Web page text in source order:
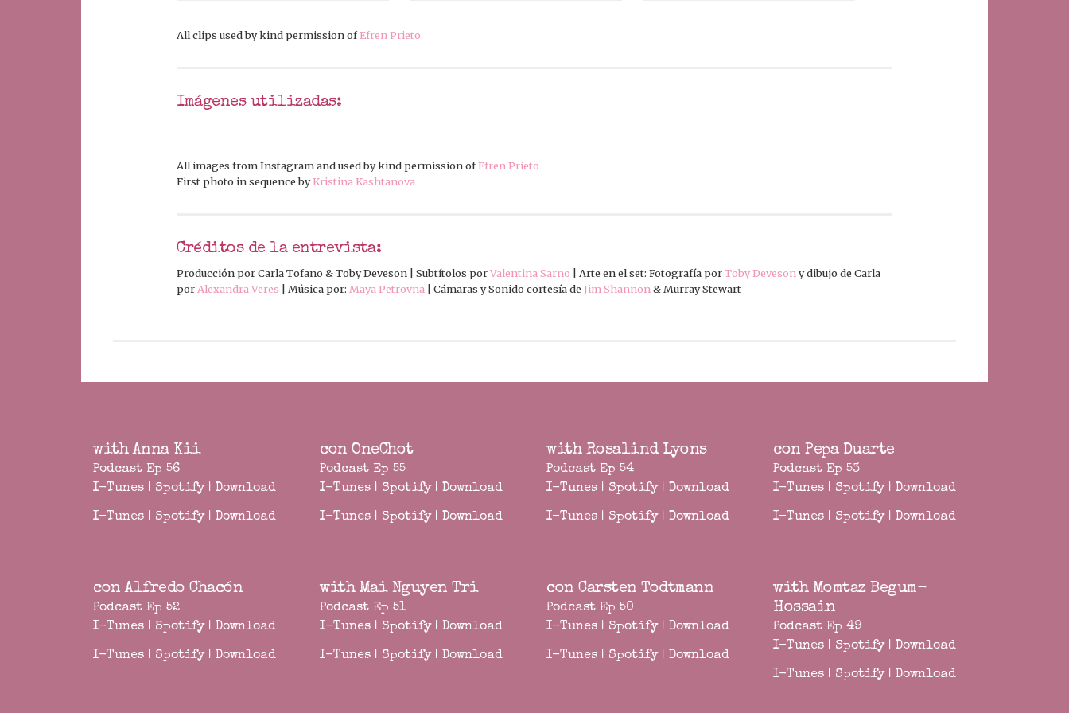
All clips used by kind permission ofEfren Prieto
Imágenes utilizadas:
All images from Instagram and used by kind permission ofEfren Prieto
First photo in sequence byKristina Kashtanova
Créditos de la entrevista:
Producción por Carla Tofano & Toby Deveson | Subtítolos porValentina Sarno | Arte en el set: Fotografía porToby Deveson y dibujo de Carla
por Alexandra Veres | Música por: Maya Petrovna | Cámaras y Sonido cortesía de Jim Shannon & Murray Stewart
with Anna Kii
Podcast Ep 56
I-Tunes | Spotify| Download
I-Tunes | Spotify| Download
con OneChot
Podcast Ep 55
I-Tunes | Spotify| Download
I-Tunes | Spotify| Download
with Rosalind Lyons
Podcast Ep 54
I-Tunes | Spotify| Download
I-Tunes | Spotify| Download
con Pepa Duarte
Podcast Ep 53
I-Tunes | Spotify| Download
I-Tunes | Spotify| Download
con Alfredo Chacón
Podcast Ep 52
I-Tunes | Spotify| Download
I-Tunes | Spotify| Download
with Mai Nguyen Tri
Podcast Ep 51
I-Tunes | Spotify| Download
I-Tunes | Spotify| Download
con Carsten Todtmann
Podcast Ep 50
I-Tunes | Spotify| Download
I-Tunes | Spotify| Download
with Momtaz Begum-
Hossain
Podcast Ep 49
I-Tunes | Spotify| Download
I-Tunes | Spotify| Download